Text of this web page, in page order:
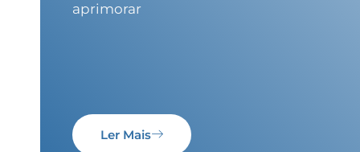
aprimorar
Ler Mais